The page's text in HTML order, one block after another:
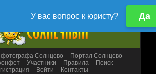
Солнцево
Портал Солнцево
Участники Правила
Поиск
Войти Контакты